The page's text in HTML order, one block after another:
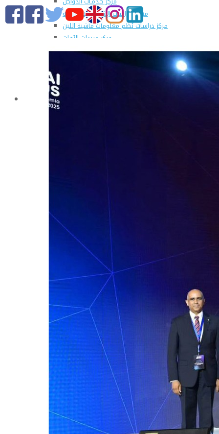
مركز الدراسات الإقتصادية الزراعية
مركز دراسات نُظم معلومات ماشية اللبن
مركز مبيدات الآفات
مطبعة كلية الزراعة
وحدة الهندسة الزراعية للدراسات والإستشارات الفنية
التسجيل في دورات مركز الحاسب الآلي بالكلية
التعليم والطلاب
للحصول على البريد الالكترونى للطالب
التدريب الميداني
نادى الطلاب المتفوقين
الدراسات العليا والبحوث والعلاقات الثقافية
عن قطاع الدراسات العليا والبحوث
إدارة العلاقات الثقافية
المصاريف الدراسية لطلاب الدراسات العليا
البرامج الدراسية
الدكتوراة
برنامج الماجستير
برنامج الماجستير المهنى
ماجستير الأدارة المستدامة للأراضى
لوائح برامج الدراسات العليا
(الأوراق المطلوبة للتسجيل (ماجستير/ دكتوراه
التقدم للدراسات العليا إلكترونيا
شروط قبول الطلاب الوافديين
متطلبات منح درجة الدكتوراة